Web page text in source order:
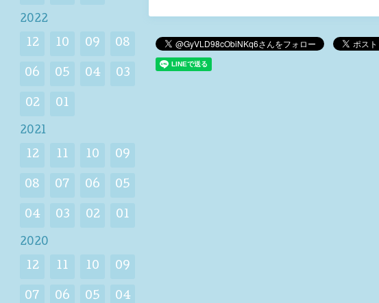
2022
12 10 09 08
06 05 04 03
02 01
2021
12 11 10 09
08 07 06 05
04 03 02 01
2020
12 11 10 09
07 06 05 04